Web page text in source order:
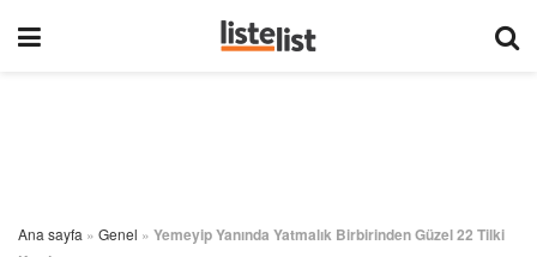
Ana sayfa » Genel » Yemeyip Yanında Yatmalık Birbirinden Güzel 22 Tilki